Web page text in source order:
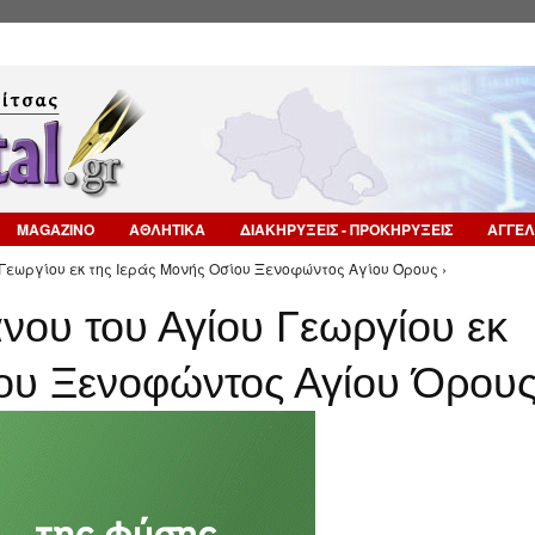
MAGAZINO ΑΘΛΗΤΙΚΑ ΔΙΑΚΗΡΥΞΕΙΣ - ΠΡΟΚΗΡΥΞΕΙΣ
εκ της Ιεράς Μονής Οσίου Ξενοφώντος Αγίου Όρους ›
του Αγίου Γεωργίου εκ
Ξενοφώντος Αγίου